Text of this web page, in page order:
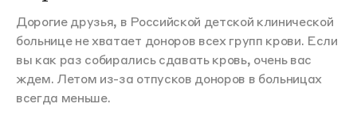
Дорогие друзья, в Российской детской клинической
больнице не хватает доноров всех групп крови. Если
вы как раз собирались сдавать кровь, очень вас
ждем. Летом из-за отпусков доноров в больницах
всегда меньше.